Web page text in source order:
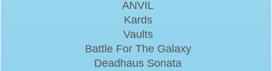
ANVIL
Kards
Vaults
Battle For The Galaxy
Deadhaus Sonata